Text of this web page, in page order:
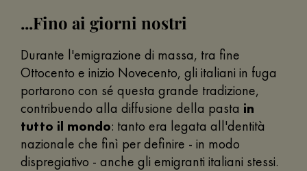
...Fino ai giorni nostri
Durante l'emigrazione di massa, tra fine
Ottocento e inizio Novecento, gli italiani in fuga
portarono con sé questa grande tradizione,
contribuendo alla diffusione della pasta in
tutto il mondo: tanto era legata all'dentità
nazionale che finì per definire - in modo
dispregiativo - anche gli emigranti italiani stessi.